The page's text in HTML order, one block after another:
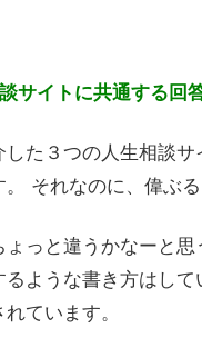
サイトに共通する回
した３つの人生相談
それなのに、偉ぶ
ょっと違うかなーと
るような書き方はし
ています。